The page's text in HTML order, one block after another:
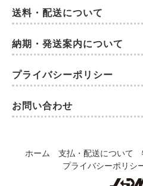
送料・配送について
納期・発送案内について
プライバシーポリシー
お問い合わせ
ホーム 支払・配送について
プライバシーポリシ